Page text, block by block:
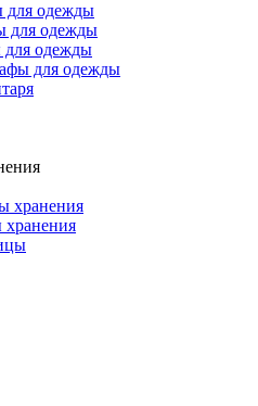
для одежды
для одежды
одежды
для одежды
хранения
хранения